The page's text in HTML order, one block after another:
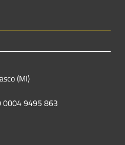
(MI)
0004 9495 863